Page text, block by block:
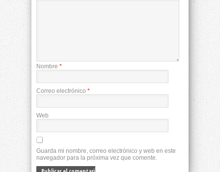
Nombre *
Correo electrónico *
Web
Guarda mi nombre, correo electrónico y web en este
navegador para la próxima vez que comente.